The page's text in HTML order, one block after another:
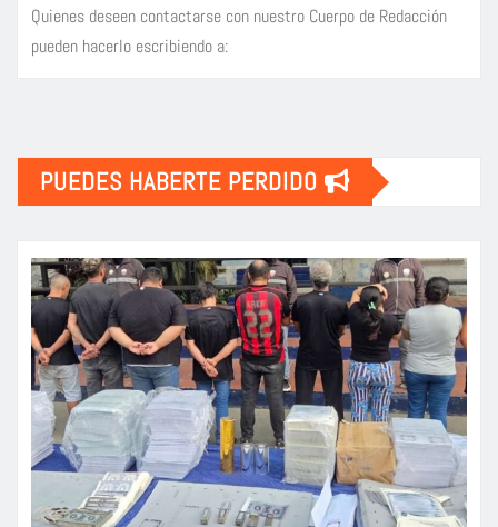
Quienes deseen contactarse con nuestro Cuerpo de Redacción
pueden hacerlo escribiendo a:
PUEDES HABERTE PERDIDO